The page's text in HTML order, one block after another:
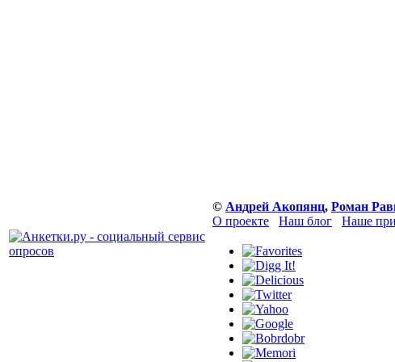
© Андрей Акопянц, Роман
О проекте
Наш блог Наше